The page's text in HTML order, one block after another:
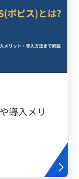
導入メリ